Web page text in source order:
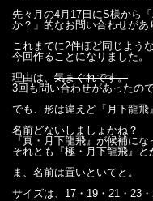
先々月の4月17日にS様から
か？」的なお問い合わせがあ
これまでに2件ほど同じよう
今回作ることになりました。
理由は、 気まぐれです。
3回も問い合わせがあったの
でも、形は違えど『月下龍
名前どないしましょかね？
『真・月下龍飛』が候補にな
それとも『極・月下龍飛』と
ま、名前は置いといてと。
サイズは、17・19・21・23